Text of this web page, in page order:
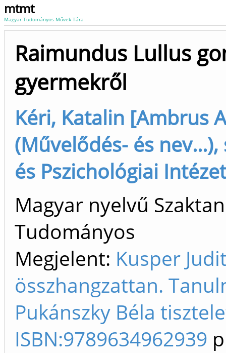
mtmt
Magyar Tudományos Művek Tára
Raimundus Lullus
gyermekről
Kéri, Katalin [Ambrus
(Művelődés- és
és Pszichológiai
Magyar nyelvű
Tudományos
Megjelent: Kusper
összhangzattan.
Pukánszky Béla
ISBN:9789634962939